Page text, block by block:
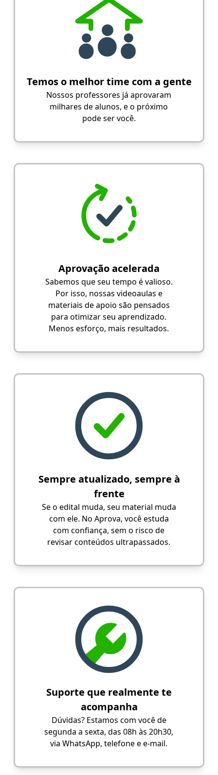
Temos o melhor time com a gente
Nossos professores já aprovaram
milhares de alunos, e o próximo
pode ser você.
Aprovação acelerada
Sabemos que seu tempo é valioso.
Por isso, nossas videoaulas e
materiais de apoio são pensados
para otimizar seu aprendizado.
Menos esforço, mais resultados.
Sempre atualizado, sempre à
frente
Se o edital muda, seu material muda
com ele. No Aprova, você estuda
com confiança, sem o risco de
revisar conteúdos ultrapassados.
Suporte que realmente te
acompanha
Dúvidas? Estamos com você de
segunda a sexta, das 08h às 20h30,
via WhatsApp, telefone e e-mail.